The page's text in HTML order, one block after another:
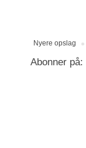
Nyere opslag
Abonner på: